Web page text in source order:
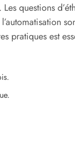
questions
pratiques est